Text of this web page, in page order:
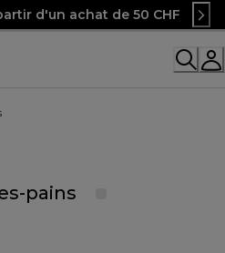
d'un achat de 50 CHF
pains